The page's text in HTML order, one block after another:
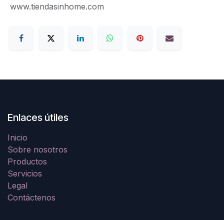
www.tiendasinhome.com
Enlaces útiles
Inicio
Sobre nosotros
Productos
Servicios
Legal
Contáctenos